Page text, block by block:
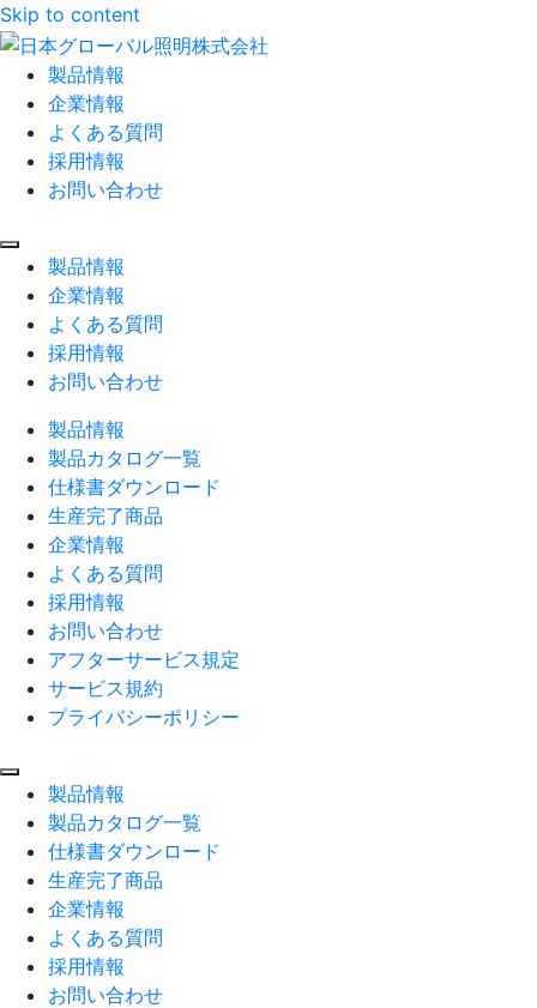
Skip to content
製品情報
企業情報
よくある質問
採用情報
お問い合わせ
製品情報
企業情報
よくある質問
採用情報
お問い合わせ
製品情報
製品カタログ一覧
仕様書ダウンロード
生産完了商品
企業情報
よくある質問
採用情報
お問い合わせ
アフターサービス規定
サービス規約
プライバシーポリシー
製品情報
製品カタログ一覧
仕様書ダウンロード
生産完了商品
企業情報
よくある質問
採用情報
お問い合わせ